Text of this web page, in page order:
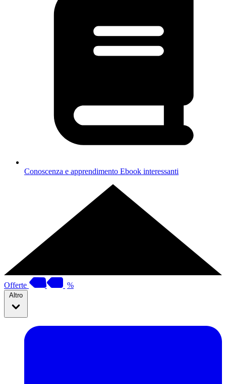
Conoscenza e apprendimento Ebook interessanti
Offerte %
Altro